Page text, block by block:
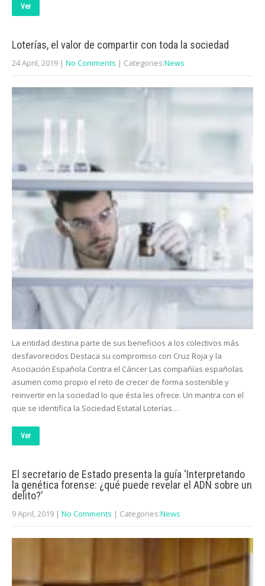
Ver
Loterías, el valor de compartir con toda la sociedad
24 April, 2019 | No Comments | Categories:News
La entidad destina parte de sus beneficios a los colectivos más
desfavorecidos Destaca su compromiso con Cruz Roja y la
Asociación Española Contra el Cáncer Las compañías españolas
asumen como propio el reto de crecer de forma sostenible y
reinvertir en la sociedad lo que ésta les ofrece. Un mantra con el
que se identifica la Sociedad Estatal Loterías…
Ver
El secretario de Estado presenta la guía ‘Interpretando
la genética forense: ¿qué puede revelar el ADN sobre un
delito?’
9 April, 2019 | No Comments | Categories:News